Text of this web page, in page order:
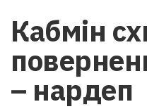
Кабмін
– нардеп